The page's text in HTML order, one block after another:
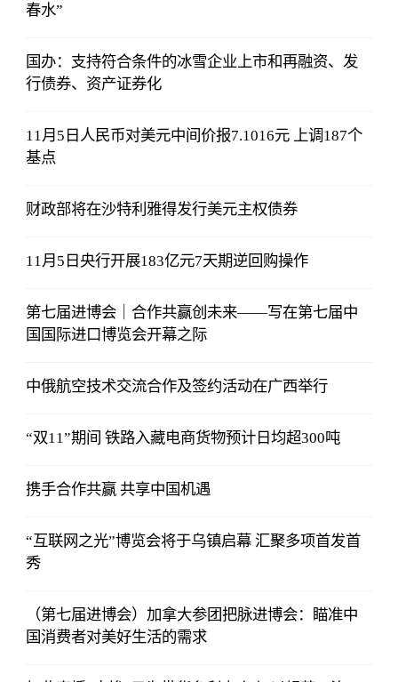
春水”
国办：支持符合条件的冰雪企业上市和再融资、发
行债券、资产证券化
11月5日人民币对美元中间价报7.1016元 上调187个
基点
财政部将在沙特利雅得发行美元主权债券
11月5日央行开展183亿元7天期逆回购操作
第七届进博会｜合作共赢创未来——写在第七届中
国国际进口博览会开幕之际
中俄航空技术交流合作及签约活动在广西举行
“双11”期间 铁路入藏电商货物预计日均超300吨
携手合作共赢 共享中国机遇
“互联网之光”博览会将于乌镇启幕 汇聚多项首发首
秀
（第七届进博会）加拿大参团把脉进博会：瞄准中
国消费者对美好生活的需求